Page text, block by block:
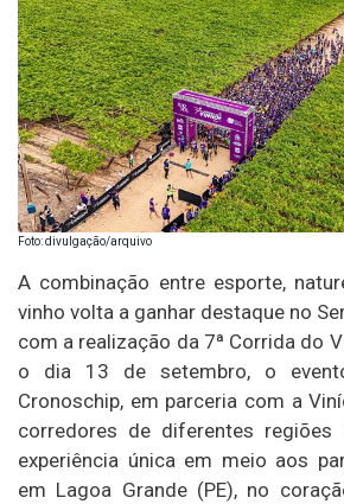
Foto: divulgação/arquivo
A combinação entre esporte,
vinho volta a ganhar destaque no
com a realização da 7ª Corrida do
o dia 13 de setembro, o
Cronoschip, em parceria com a
corredores de diferentes
experiência única em meio aos
em Lagoa Grande (PE), no